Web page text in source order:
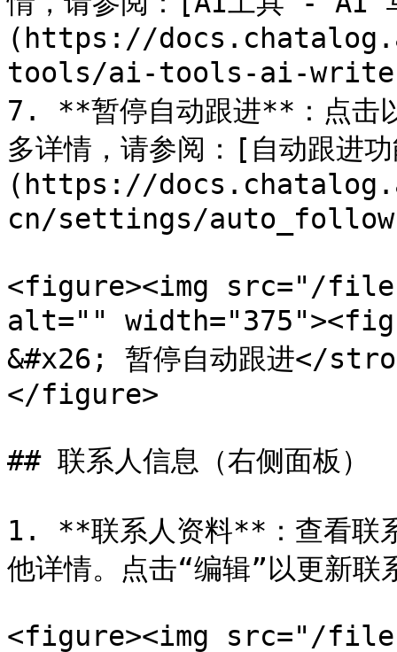
(https://
tools/ai-tools-ai-
7. **暂停自动跟进**：点击
多详情，请参阅：[自动跟进
(https://
cn/settings/
<figure><img src="/files/
alt=""
&#x26; 暂停自动跟进</
</figure>
## 联系人信息（右侧面板）
1. **联系人资料**：查看联
他详情。点击“编辑”以更新联
<figure><img src="/files/